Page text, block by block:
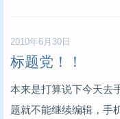
2010年6月30日
标题党！！
本来是打算说下今天去
题就不能继续编辑，手